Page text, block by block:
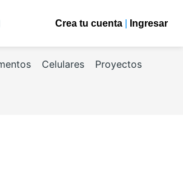
Crea tu cuenta| Ingresar
Celulares Proyectos